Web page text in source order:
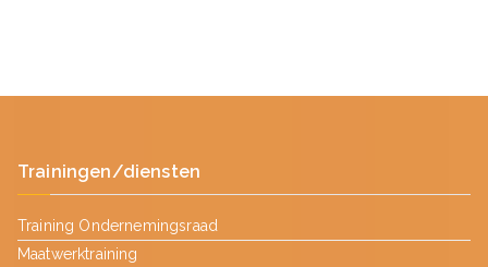
Trainingen/diensten
Training Ondernemingsraad
Maatwerktraining